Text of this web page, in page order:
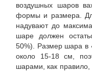
воздушных шаров
формы и размера.
надувают до
шаре должен
50%). Размер шара в
около 15-18 см,
шарами, как